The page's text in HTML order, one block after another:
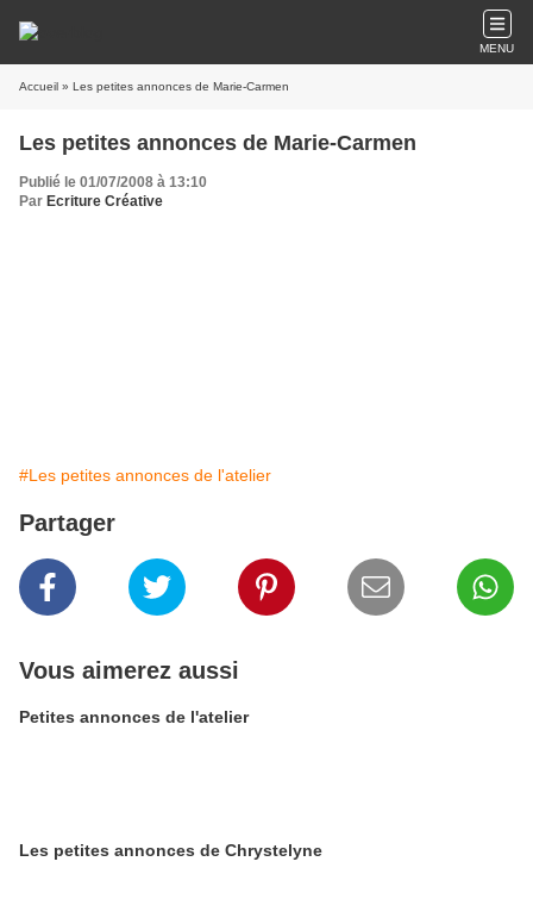
MENU
Accueil » Les petites annonces de Marie-Carmen
Les petites annonces de Marie-Carmen
Publié le 01/07/2008 à 13:10
Par Ecriture Créative
#Les petites annonces de l'atelier
Partager
Vous aimerez aussi
Petites annonces de l'atelier
Les petites annonces de Chrystelyne